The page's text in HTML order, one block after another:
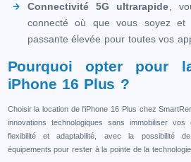
Connectivité 5G ultrarapide ,
connecté où que vous soyez et
passante élevée pour toutes vos
Pourquoi opter pour
iPhone 16 Plus ?
Choisir la location de l'iPhone 16 Plus chez
innovations technologiques sans immobiliser
flexibilité et adaptabilité, avec la possibilité
équipements pour rester à la pointe de la technologie.